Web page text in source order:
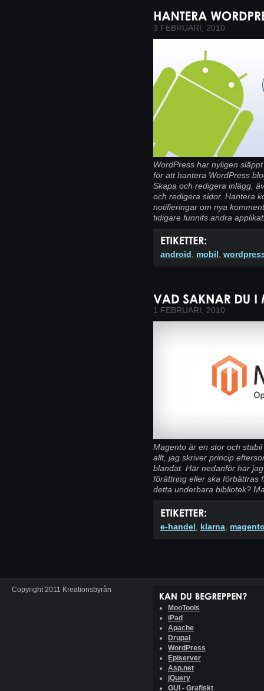
3 FEBRUARI, 2010
WordPress har nyligen
för att hantera WordPress
Skapa och redigera inlägg,
och redigera sidor. Hantera
notifieringar om nya
tidigare funnits andra
android, mobil,
1 FEBRUARI, 2010
Magento är en stor och
allt, jag skriver princip
blandat. Här nedanför har
förättring eller ska förbättras
detta underbara bibliotek?
e-handel klarna
Copyright 2011 Kreationsbyrån
MooTools
iPad
Apache
Drupal
WordPress
Episerver
Asp.net
jQuery
GUI - Grafiskt